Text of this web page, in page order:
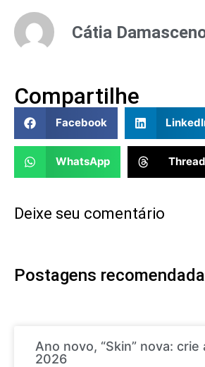
Cátia
Compartilhe
Facebook
WhatsApp
Deixe seu comentário
Postagens
Ano novo, “Skin” nova: crie
2026